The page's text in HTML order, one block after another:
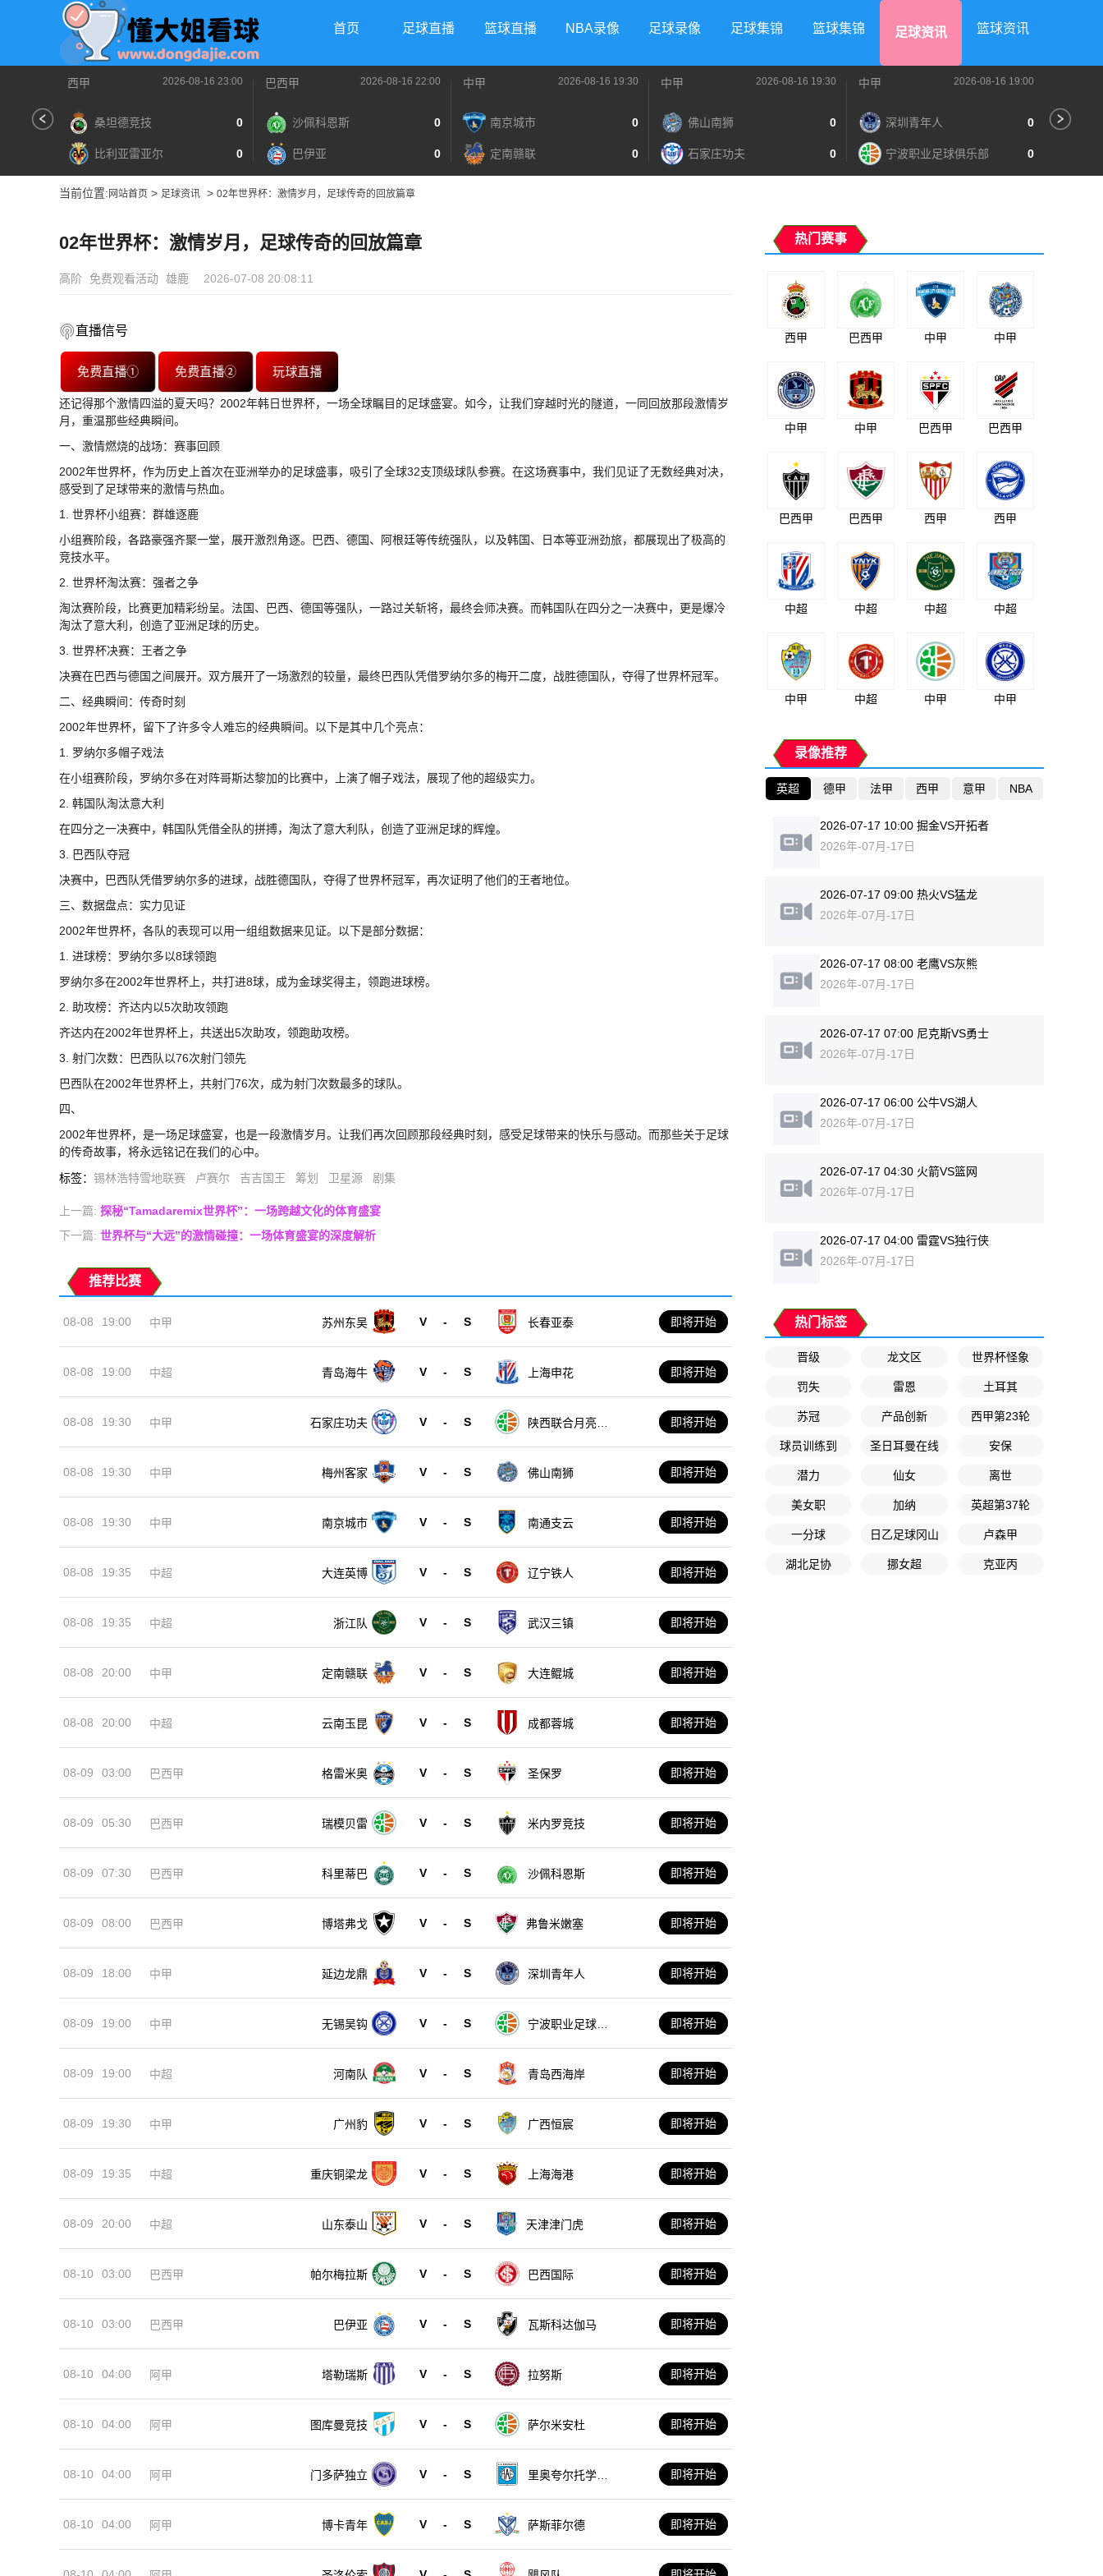
首页 足球直播 篮球直播 NBA录像 足球录像 足球集锦 篮球集锦 足球资讯 篮球资讯
西甲 2026-08-16 23:00
桑坦德竞技 0
比利亚雷亚尔 0
巴西甲 2026-08-16 22:00
沙佩科恩斯 0
巴伊亚 0
中甲 2026-08-16 19:30
南京城市 0
定南赣联 0
中甲 2026-08-16 19:30
佛山南狮 0
石家庄功夫 0
中甲 2026-08-16 19:00
深圳青年人 0
宁波职业足球俱乐部 0
当前位置: 网站首页 > 足球资讯 > 02年世界杯：激情岁月，足球传奇的回放篇章
02年世界杯：激情岁月，足球传奇的回放篇章
高阶 免费观看活动 雄鹿 2026-07-08 20:08:11
直播信号
免费直播① 免费直播② 玩球直播
还记得那个激情四溢的夏天吗？2002年韩日世界杯，一场全球瞩目的足球盛宴。如今，让我们穿越时光的隧道，一同回放那段激情岁
月，重温那些经典瞬间。
一、激情燃烧的战场：赛事回顾
2002年世界杯，作为历史上首次在亚洲举办的足球盛事，吸引了全球32支顶级球队参赛。在这场赛事中，我们见证了无数经典对决，
感受到了足球带来的激情与热血。
1. 世界杯小组赛：群雄逐鹿
小组赛阶段，各路豪强齐聚一堂，展开激烈角逐。巴西、德国、阿根廷等传统强队，以及韩国、日本等亚洲劲旅，都展现出了极高的
竞技水平。
2. 世界杯淘汰赛：强者之争
淘汰赛阶段，比赛更加精彩纷呈。法国、巴西、德国等强队，一路过关斩将，最终会师决赛。而韩国队在四分之一决赛中，更是爆冷
淘汰了意大利，创造了亚洲足球的历史。
3. 世界杯决赛：王者之争
决赛在巴西与德国之间展开。双方展开了一场激烈的较量，最终巴西队凭借罗纳尔多的梅开二度，战胜德国队，夺得了世界杯冠军。
二、经典瞬间：传奇时刻
2002年世界杯，留下了许多令人难忘的经典瞬间。以下是其中几个亮点：
1. 罗纳尔多帽子戏法
在小组赛阶段，罗纳尔多在对阵哥斯达黎加的比赛中，上演了帽子戏法，展现了他的超级实力。
2. 韩国队淘汰意大利
在四分之一决赛中，韩国队凭借全队的拼搏，淘汰了意大利队，创造了亚洲足球的辉煌。
3. 巴西队夺冠
决赛中，巴西队凭借罗纳尔多的进球，战胜德国队，夺得了世界杯冠军，再次证明了他们的王者地位。
三、数据盘点：实力见证
2002年世界杯，各队的表现可以用一组组数据来见证。以下是部分数据：
1. 进球榜：罗纳尔多以8球领跑
罗纳尔多在2002年世界杯上，共打进8球，成为金球奖得主，领跑进球榜。
2. 助攻榜：齐达内以5次助攻领跑
齐达内在2002年世界杯上，共送出5次助攻，领跑助攻榜。
3. 射门次数：巴西队以76次射门领先
巴西队在2002年世界杯上，共射门76次，成为射门次数最多的球队。
四、
2002年世界杯，是一场足球盛宴，也是一段激情岁月。让我们再次回顾那段经典时刻，感受足球带来的快乐与感动。而那些关于足球
的传奇故事，将永远铭记在我们的心中。
标签： 锡林浩特雪地联赛 卢赛尔 吉吉国王 筹划 卫星源 剧集
上一篇: 探秘“Tamadaremix世界杯”：一场跨越文化的体育盛宴
下一篇: 世界杯与“大远”的激情碰撞：一场体育盛宴的深度解析
推荐比赛
08-08 19:00 中甲 苏州东吴 V - S 长春亚泰 即将开始
08-08 19:00 中超 青岛海牛 V - S 上海申花 即将开始
08-08 19:30 中甲 石家庄功夫 V - S
陕西联合月亮泊
即将开始
08-08 19:30 中甲 梅州客家 V - S 佛山南狮 即将开始
08-08 19:30 中甲 南京城市 V - S 南通支云 即将开始
08-08 19:35 中超 大连英博 V - S 辽宁铁人 即将开始
08-08 19:35 中超 浙江队 V - S 武汉三镇 即将开始
08-08 20:00 中甲 定南赣联 V - S 大连鲲城 即将开始
08-08 20:00 中超 云南玉昆 V - S 成都蓉城 即将开始
08-09 03:00 巴西甲 格雷米奥 V - S 圣保罗 即将开始
08-09 05:30 巴西甲 瑞模贝雷 V - S 米内罗竞技 即将开始
08-09 07:30 巴西甲 科里蒂巴 V - S 沙佩科恩斯 即将开始
08-09 08:00 巴西甲 博塔弗戈 V - S 弗鲁米嫩塞 即将开始
08-09 18:00 中甲 延边龙鼎 V - S 深圳青年人 即将开始
08-09 19:00 中甲 无锡吴钩 V - S
宁波职业足球俱
即将开始
08-09 19:00 中超 河南队 V - S 青岛西海岸 即将开始
08-09 19:30 中甲 广州豹 V - S 广西恒宸 即将开始
08-09 19:35 中超 重庆铜梁龙 V - S 上海海港 即将开始
08-09 20:00 中超 山东泰山 V - S 天津津门虎 即将开始
08-10 03:00 巴西甲 帕尔梅拉斯 V - S 巴西国际 即将开始
08-10 03:00 巴西甲 巴伊亚 V - S 瓦斯科达伽马 即将开始
08-10 04:00 阿甲 塔勒瑞斯 V - S 拉努斯 即将开始
08-10 04:00 阿甲 图库曼竞技 V - S 萨尔米安杜 即将开始
08-10 04:00 阿甲 门多萨独立 V - S
里奥夸尔托学生
即将开始
08-10 04:00 阿甲 博卡青年 V - S 萨斯菲尔德 即将开始
热门赛事
西甲 巴西甲 中甲 中甲
中甲 中甲 巴西甲 巴西甲
巴西甲 巴西甲 西甲 西甲
中超 中超 中超 中超
中甲 中超 中甲 中甲
录像推荐
英超 德甲 法甲 西甲 意甲 NBA
2026-07-17 10:00 掘金VS开拓者
2026年-07月-17日
2026-07-17 09:00 热火VS猛龙
2026年-07月-17日
2026-07-17 08:00 老鹰VS灰熊
2026年-07月-17日
2026-07-17 07:00 尼克斯VS勇士
2026年-07月-17日
2026-07-17 06:00 公牛VS湖人
2026年-07月-17日
2026-07-17 04:30 火箭VS篮网
2026年-07月-17日
2026-07-17 04:00 雷霆VS独行侠
2026年-07月-17日
热门标签
晋级 龙文区 世界杯怪象
罚失 雷恩 土耳其
苏冠 产品创新 西甲第23轮
球员训练到 圣日耳曼在线 安保
潜力 仙女 离世
美女职 加纳 英超第37轮
一分球 日乙足球冈山 卢森甲
湖北足协 挪女超 克亚丙